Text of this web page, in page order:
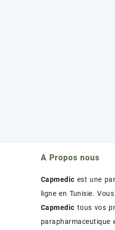
A Propos nous
Capmedic est une
ligne en Tunisie.
Capmedic tous vos
parapharmaceutique